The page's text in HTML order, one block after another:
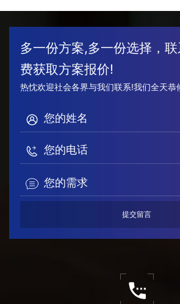
多一份方案,多一份选择，
费获取方案报价!
热忱欢迎社会各界与我们联系!我们全天恭